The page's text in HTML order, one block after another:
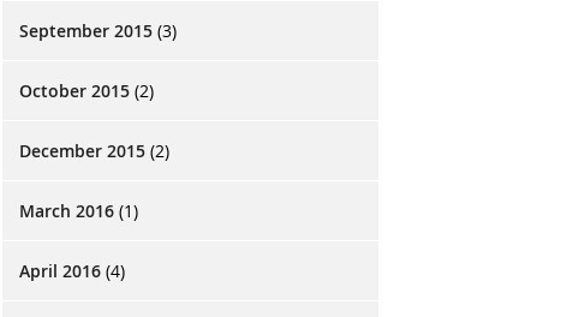
September 2015(3)
October 2015(2)
December 2015(2)
March 2016(1)
April 2016(4)